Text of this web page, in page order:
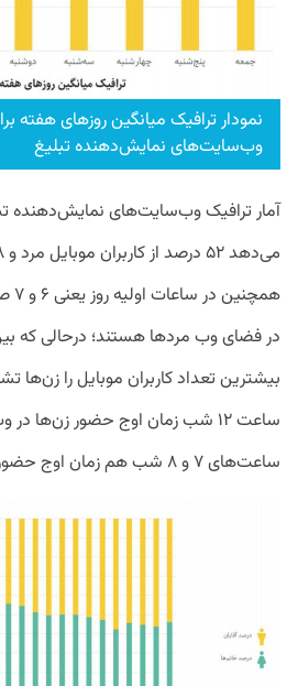
نمودار ترافیک میانگین روزهای هفته
وب‌سایت‌های نمایش‌دهنده تبلیغ
آمار ترافیک وب‌سایت‌های نمایش‌دهنده
بیشترین تعداد کاربران موبایل را
ساعت ۱۲ شب زمان اوج حضور
ساعت‌های ۷ و ۸ شب هم زمان اوج حضور مردهاست.